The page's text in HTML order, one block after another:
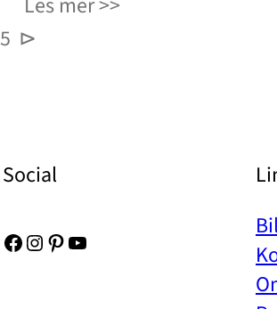
5 ⊳
Social
Facebook Instagram Pinterest YouTube